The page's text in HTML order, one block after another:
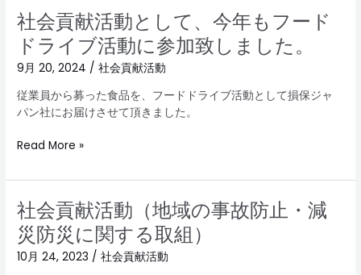
社会貢献活動として、今年もフード
ドライブ活動に参加致しました。
9月 20, 2024 /社会貢献活動
従業員から募った食品を、フードドライブ活動として損保ジャ
パン社にお届けさせて頂きました。
ラ
イ
ブ
活
動
に
加
し
し
た。
Read More »
社会貢献活動（地域の事故防止・減
災防災に関する取組）
10月 24, 2023 /社会貢献活動
社
会
貢
献